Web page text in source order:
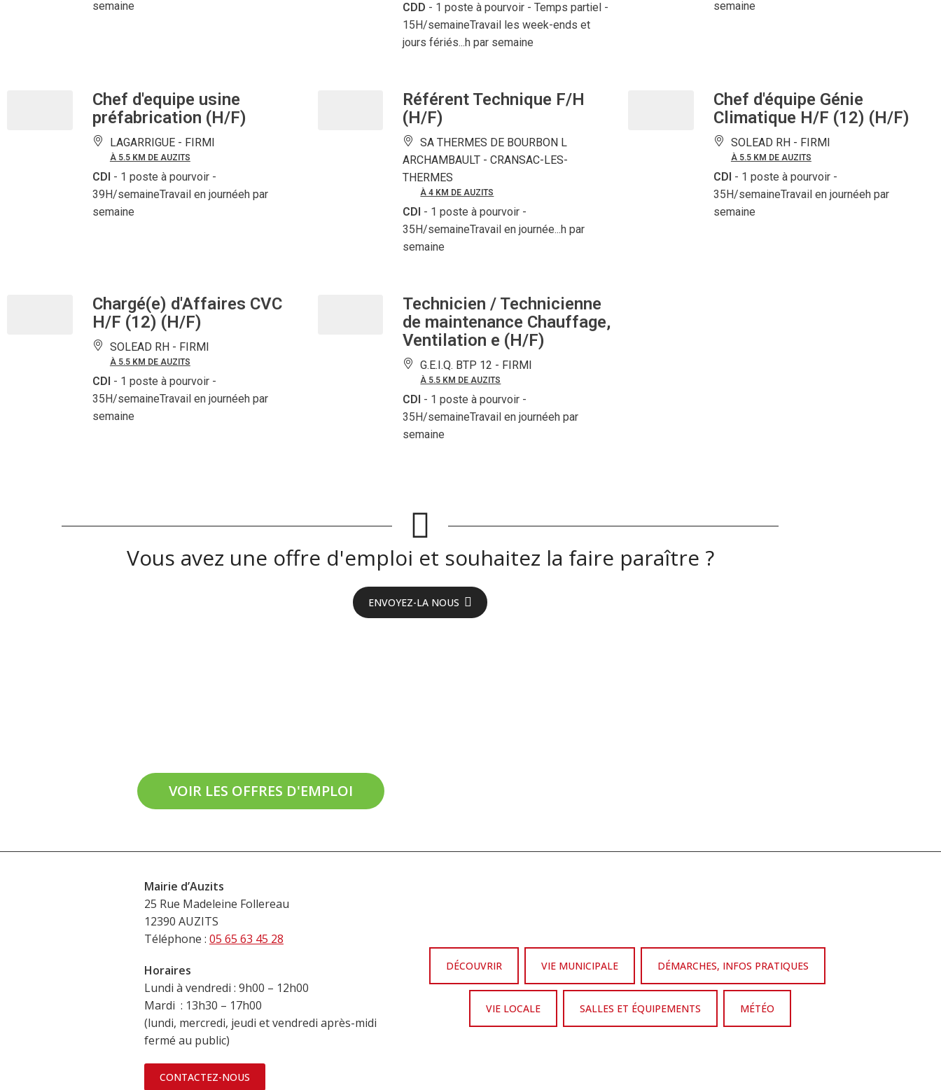
semaine
CDD - 1 poste à pourvoir - Temps partiel -
15H/semaineTravail les week-ends et
jours fériés...h par semaine
semaine
Chef d'equipe usine
préfabrication (H/F)
LAGARRIGUE - FIRMI
À 5.5 KM DE AUZITS
CDI - 1 poste à pourvoir -
39H/semaineTravail en journéeh par
semaine
Référent Technique F/H
(H/F)
SA THERMES DE BOURBON L
ARCHAMBAULT -CRANSAC-LES-
THERMES
À 4 KM DE AUZITS
CDI - 1 poste à pourvoir -
35H/semaineTravail en journée...h par
semaine
Chef d'équipe Génie
Climatique H/F (12) (H/F)
SOLEAD RH - FIRMI
À 5.5 KM DE AUZITS
CDI - 1 poste à pourvoir -
35H/semaineTravail en journéeh par
semaine
Chargé(e) d'Affaires CVC
H/F (12) (H/F)
SOLEAD RH - FIRMI
À 5.5 KM DE AUZITS
CDI - 1 poste à pourvoir -
35H/semaineTravail en journéeh par
semaine
Technicien / Technicienne
de maintenance Chauffage,
Ventilation e (H/F)
G.E.I.Q. BTP 12 - FIRMI
À 5.5 KM DE AUZITS
CDI - 1 poste à pourvoir -
35H/semaineTravail en journéeh par
semaine
Vous avez une offre d'emploi et souhaitez la faire paraître ?
ENVOYEZ-LA NOUS
VOIR LES OFFRES D'EMPLOI
Mairie d’Auzits
25 Rue Madeleine Follereau
12390 AUZITS
Téléphone : 05 65 63 45 28
Horaires
Lundi à vendredi : 9h00 – 12h00
Mardi : 13h30 – 17h00
(lundi, mercredi, jeudi et vendredi après-midi
fermé au public)
CONTACTEZ-NOUS
DÉCOUVRIR VIE MUNICIPALE DÉMARCHES, INFOS PRATIQUES
VIE LOCALE SALLES ET ÉQUIPEMENTS MÉTÉO